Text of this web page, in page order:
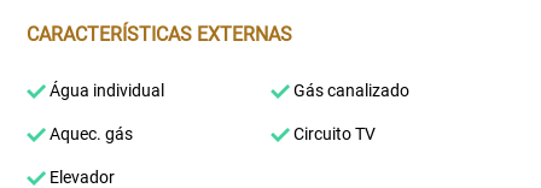
CARACTERÍSTICAS EXTERNAS
Água individual Gás canalizado
Aquec. gás Circuito TV
Elevador